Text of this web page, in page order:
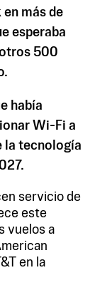
más de
esperaba
500
había
Wi-Fi a
la tecnología
servicio de
este
vuelos a
en la